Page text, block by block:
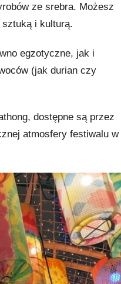
ze srebra. Możesz
i kulturą.
egzotyczne, jak i
(jak durian czy
dostępne są przez
atmosfery festiwalu w